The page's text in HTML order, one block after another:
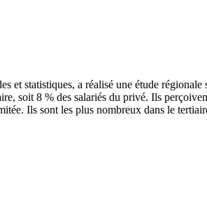
statistiques, a réalisé une étude
soit 8 % des salariés du privé. Ils
Ils sont les plus nombreux dans le